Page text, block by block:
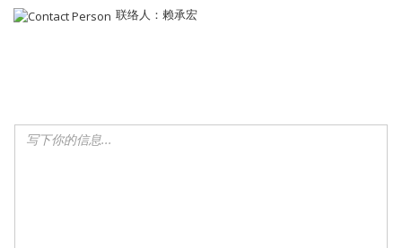
联络人：赖承宏